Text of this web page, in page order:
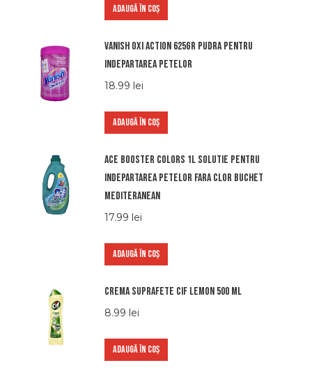
ADAUGĂ ÎN COȘ
Vanish oxi action 625gr pudra pentru
indepartarea petelor
18.99 lei
ADAUGĂ ÎN COȘ
Ace booster colors 1l solutie pentru
indepartarea petelor fara clor buchet
mediteranean
17.99 lei
ADAUGĂ ÎN COȘ
Crema suprafete Cif Lemon 500 ml
8.99 lei
ADAUGĂ ÎN COȘ